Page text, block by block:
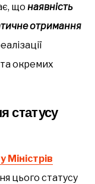
що наявність
отримання
окремих
статусу
Міністрів
цього статусу